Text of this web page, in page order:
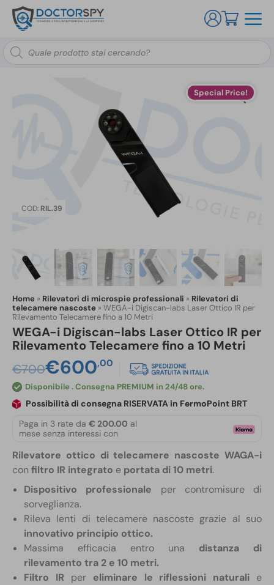
Ricerca
prodotti
Special Price!
COD: RIL.39
Home » Rilevatori di microspie professionali » Rilevatori di
telecamere nascoste » WEGA-i Digiscan-labs Laser Ottico IR per
Rilevamento Telecamere fino a 10 Metri
WEGA-i Digiscan-labs Laser Ottico IR per
Rilevamento Telecamere fino a 10 Metri
€700
Il
prezzo
originale
era:
€700,00.
€600,00
Il
prezzo
attuale
è:
€600,00.
Disponibile
Possibilità di consegna RISERVATA in FermoPoint BRT
Paga in 3 rate da € 200.00 al
mese senza interessi con
Rilevatore ottico di telecamere nascoste WAGA-i
con filtro IR integrato e portata di 10 metri.
Dispositivo professionale per contromisure di
sorveglianza.
Rileva lenti di telecamere nascoste grazie al suo
innovativo principio ottico.
Massima efficacia entro una distanza di
rilevamento tra 2 e 10 metri.
Filtro IR pereliminare le riflessioni naturali e